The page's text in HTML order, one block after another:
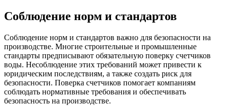
Соблюдение норм и стандартов
Соблюдение норм и стандартов важно для безопасности на
производстве. Многие строительные и промышленные
стандарты предписывают обязательную поверку счетчиков
воды. Несоблюдение этих требований может привести к
юридическим последствиям, а также создать риск для
безопасности. Поверка счетчиков помогает компаниям
соблюдать нормативные требования и обеспечивать
безопасность на производстве.